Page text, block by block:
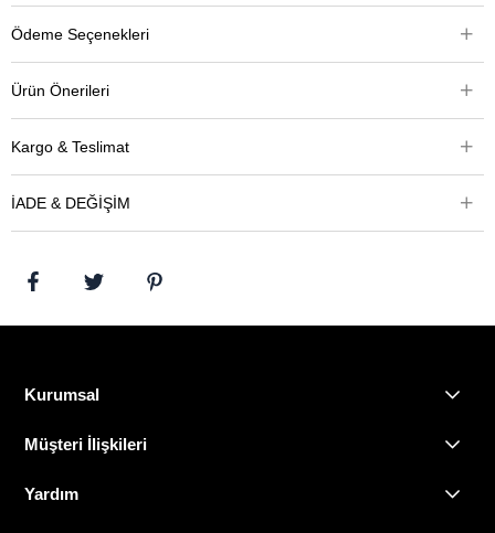
Ödeme Seçenekleri
Ürün Önerileri
Kargo & Teslimat
İADE & DEĞİŞİM
Kurumsal
Müşteri İlişkileri
Yardım